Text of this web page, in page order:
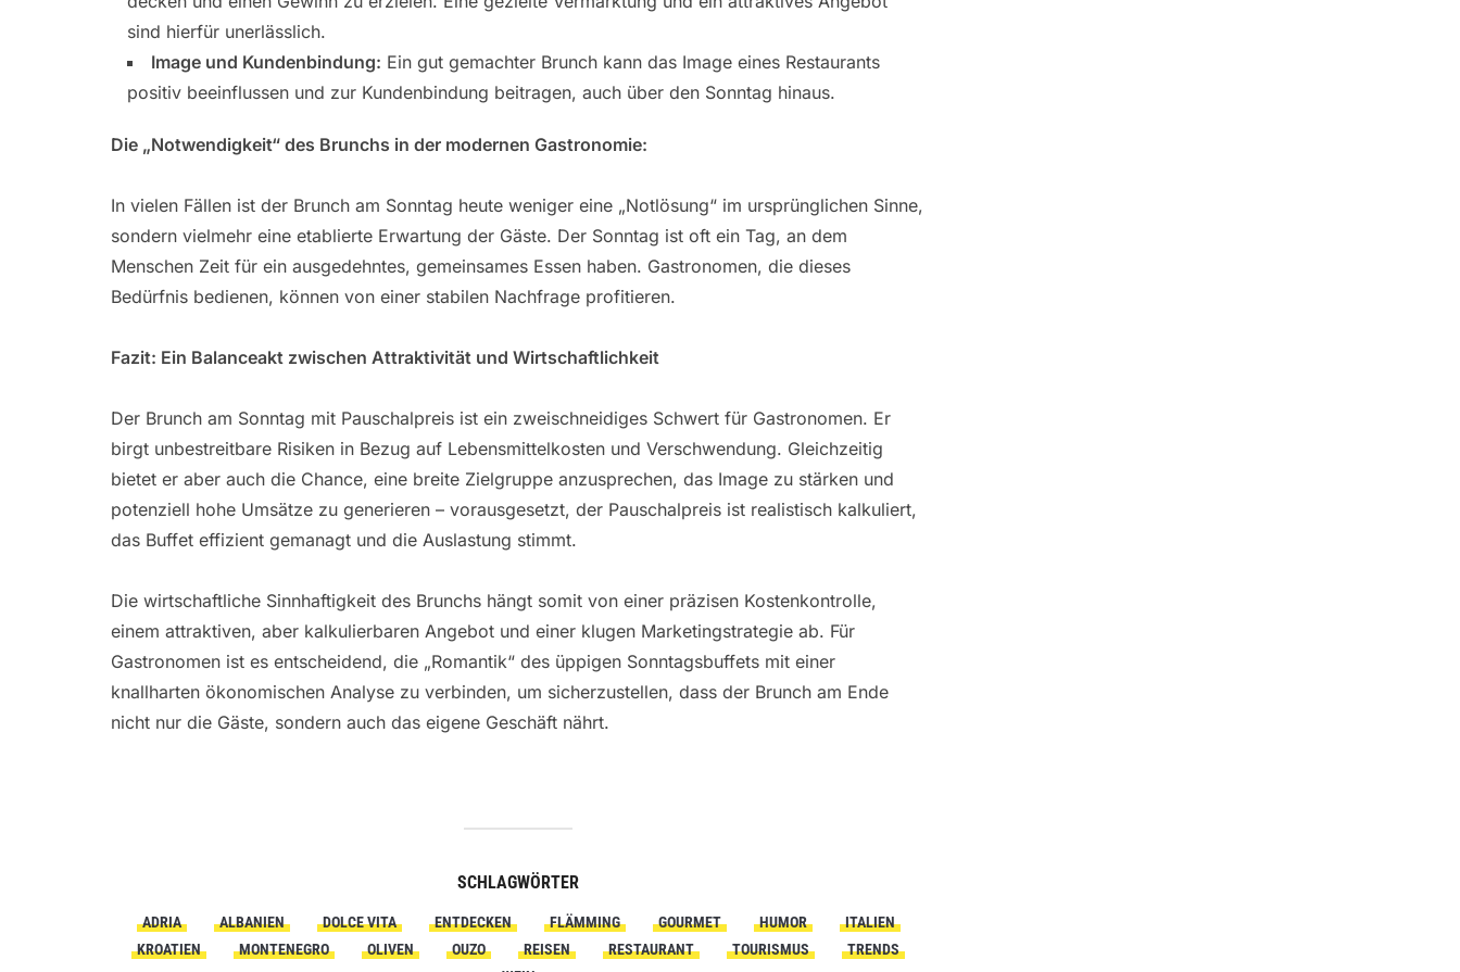
sind hierfür unerlässlich.
Image und Kundenbindung: Ein gut gemachter Brunch kann das Image eines Restaurants
positiv beeinflussen und zur Kundenbindung beitragen, auch über den Sonntag hinaus.
Die „Notwendigkeit“ des Brunchs in der modernen Gastronomie:
In vielen Fällen ist der Brunch am Sonntag heute weniger eine „Notlösung“ im ursprünglichen Sinne,
sondern vielmehr eine etablierte Erwartung der Gäste. Der Sonntag ist oft ein Tag, an dem
Menschen Zeit für ein ausgedehntes, gemeinsames Essen haben. Gastronomen, die dieses
Bedürfnis bedienen, können von einer stabilen Nachfrage profitieren.
Fazit: Ein Balanceakt zwischen Attraktivität und Wirtschaftlichkeit
Der Brunch am Sonntag mit Pauschalpreis ist ein zweischneidiges Schwert für Gastronomen. Er
birgt unbestreitbare Risiken in Bezug auf Lebensmittelkosten und Verschwendung. Gleichzeitig
bietet er aber auch die Chance, eine breite Zielgruppe anzusprechen, das Image zu stärken und
potenziell hohe Umsätze zu generieren – vorausgesetzt, der Pauschalpreis ist realistisch kalkuliert,
das Buffet effizient gemanagt und die Auslastung stimmt.
Die wirtschaftliche Sinnhaftigkeit des Brunchs hängt somit von einer präzisen Kostenkontrolle,
einem attraktiven, aber kalkulierbaren Angebot und einer klugen Marketingstrategie ab. Für
Gastronomen ist es entscheidend, die „Romantik“ des üppigen Sonntagsbuffets mit einer
knallharten ökonomischen Analyse zu verbinden, um sicherzustellen, dass der Brunch am Ende
nicht nur die Gäste, sondern auch das eigene Geschäft nährt.
SCHLAGWÖRTER
ADRIA ALBANIEN DOLCE VITA ENTDECKEN FLÄMMING GOURMET HUMOR
ITALIEN
KROATIEN
MONTENEGRO OLIVEN OUZO REISEN RESTAURANT TOURISMUS
TRENDS